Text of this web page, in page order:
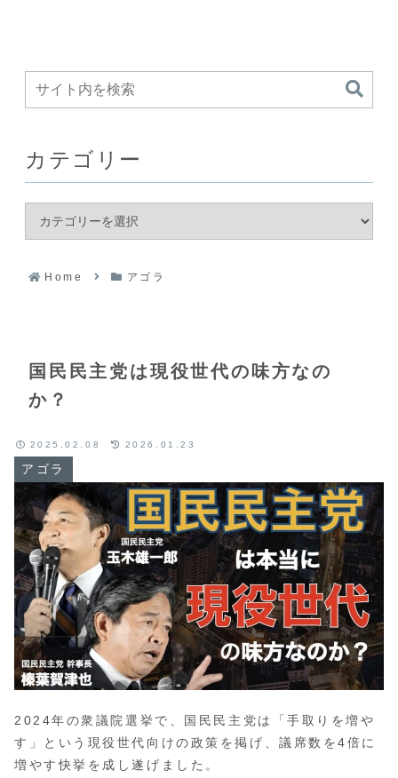
カテゴリー
Home アゴラ
国民民主党は現役世代の味方なの
か？
アゴラ
2025.02.08 2026.01.23
2024年の衆議院選挙で、国民民主党は「手取りを増や
す」という現役世代向けの政策を掲げ、議席数を4倍に
増やす快挙を成し遂げました。